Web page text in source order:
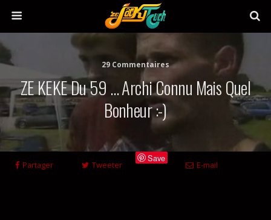
29 Commentaires
ZE KEKE Du 59 … Archi Connu Mais Quel
Bonheur :-)
Partager Tweeter
Save
E-mail